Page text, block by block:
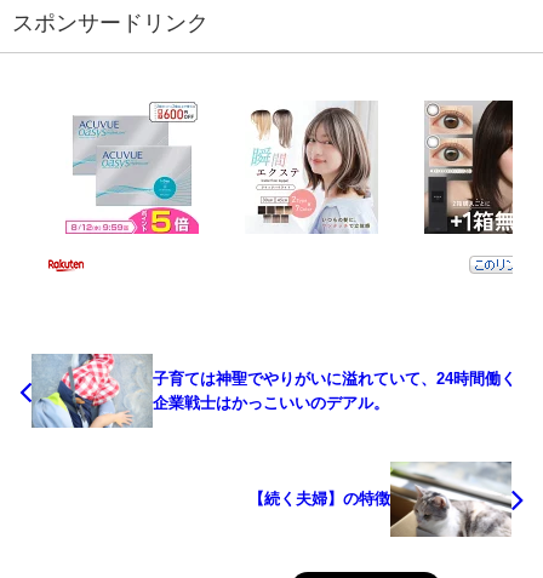
スポンサードリンク
子育ては神聖でやりがいに溢れていて、24時間働く
企業戦士はかっこいいのデアル。
【続く夫婦】の特徴